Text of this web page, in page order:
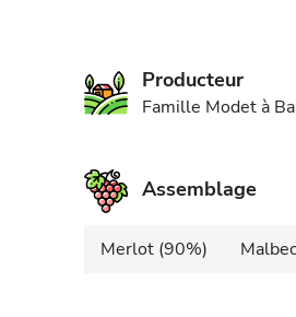
Producteur
Famille Modet à
Assemblage
Merlot (90%)